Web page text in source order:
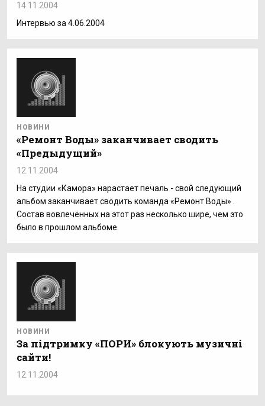
14.11.2004
Интервью за 4.06.2004
НОВИНИ
«Ремонт Воды» заканчивает сводить
«Предыдущий»
12.11.2004
На студии «Камора» нарастает печаль - свой следующий
альбом заканчивает сводить команда «Ремонт Воды» .
Состав вовлечённых на этот раз несколько шире, чем это
было в прошлом альбоме.
НОВИНИ
За підтримку «ПОРИ» блокують музичні
сайти!
12.11.2004